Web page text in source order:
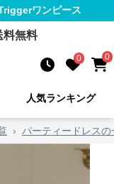
ワンピース
料無料
0 0
人気ランキング
› パーティードレスの